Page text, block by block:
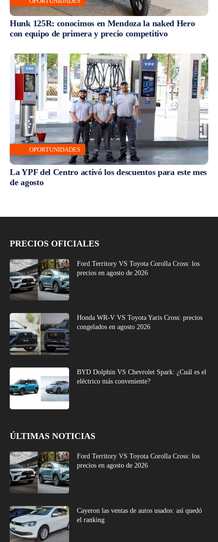
Hunk 125R: conocimos en Mendoza la naked Hero
con equipo de primera y precio competitivo
OPORTUNIDADES
La YPF del Centro activó los descuentos para este mes
de agosto
PRECIOS OFICIALES
Ford Territory VS Toyota Corolla Cross: los
precios en agosto de 2026
Honda WR-V VS Toyota Yaris Cross: precios
congelados en agosto 2026
BYD Dolphin VS Chevrolet Spark: ¿Cuál es el
eléctrico más conveniente?
ÚLTIMAS NOTICIAS
Ford Territory VS Toyota Corolla Cross: los
precios en agosto de 2026
Cayeron las ventas de autos usados: así quedó
el ranking